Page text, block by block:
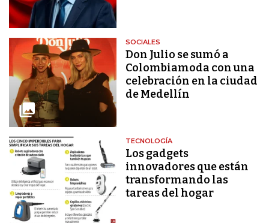
SOCIALES
Don Julio se sumó a
Colombiamoda con una
celebración en la ciudad
de Medellín
TECNOLOGÍA
Los gadgets
innovadores que están
transformando las
tareas del hogar